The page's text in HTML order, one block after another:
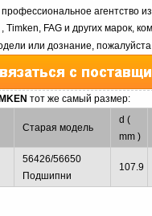
агентство
Timken, FAG и других марок,
или дознание,
тот же самый размер:
Старая модель
d (
mm )
56426/56650
Подшипни
107.9